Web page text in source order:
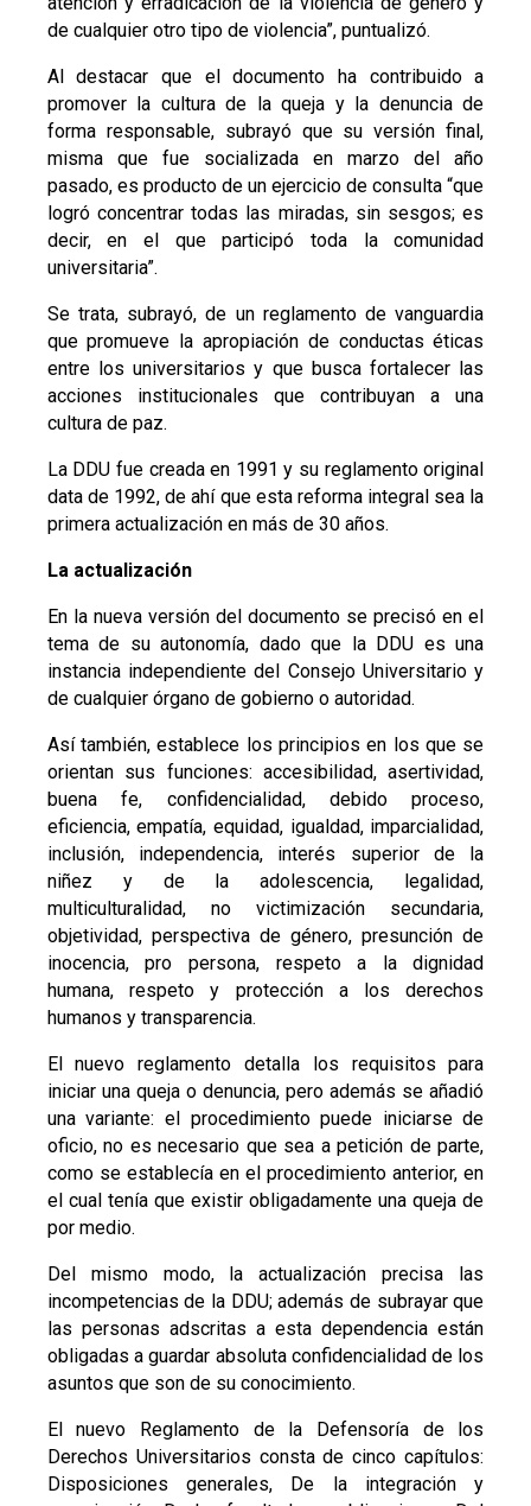
de cualquier otro tipo de violencia”, puntualizó.
Al destacar que el documento ha contribuido a
promover la cultura de la queja y la denuncia de
forma responsable, subrayó que su versión final,
misma que fue socializada en marzo del año
pasado, es producto de un ejercicio de consulta “que
logró concentrar todas las miradas, sin sesgos; es
decir, en el que participó toda la comunidad
universitaria”.
Se trata, subrayó, de un reglamento de vanguardia
que promueve la apropiación de conductas éticas
entre los universitarios y que busca fortalecer las
acciones institucionales que contribuyan a una
cultura de paz.
La DDU fue creada en 1991 y su reglamento original
data de 1992, de ahí que esta reforma integral sea la
primera actualización en más de 30 años.
La actualización
En la nueva versión del documento se precisó en el
tema de su autonomía, dado que la DDU es una
instancia independiente del Consejo Universitario y
de cualquier órgano de gobierno o autoridad.
Así también, establece los principios en los que se
orientan sus funciones: accesibilidad, asertividad,
buena fe, confidencialidad, debido proceso,
eficiencia, empatía, equidad, igualdad, imparcialidad,
inclusión, independencia, interés superior de la
niñez y de la adolescencia, legalidad,
multiculturalidad, no victimización secundaria,
objetividad, perspectiva de género, presunción de
inocencia, pro persona, respeto a la dignidad
humana, respeto y protección a los derechos
humanos y transparencia.
El nuevo reglamento detalla los requisitos para
iniciar una queja o denuncia, pero además se añadió
una variante: el procedimiento puede iniciarse de
oficio, no es necesario que sea a petición de parte,
como se establecía en el procedimiento anterior, en
el cual tenía que existir obligadamente una queja de
por medio.
Del mismo modo, la actualización precisa las
incompetencias de la DDU; además de subrayar que
las personas adscritas a esta dependencia están
obligadas a guardar absoluta confidencialidad de los
asuntos que son de su conocimiento.
El nuevo Reglamento de la Defensoría de los
Derechos Universitarios consta de cinco capítulos:
Disposiciones generales, De la integración y